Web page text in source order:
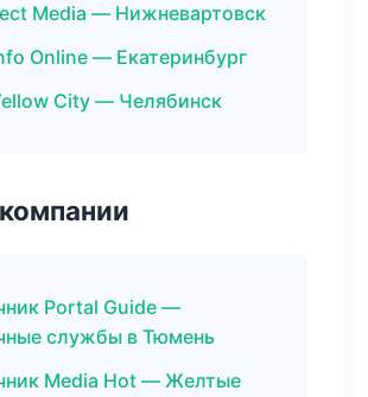
Media — Нижневартовск
Online — Екатеринбург
City — Челябинск
Portal Guide —
службы в Тюмень
Media Hot — Желтые